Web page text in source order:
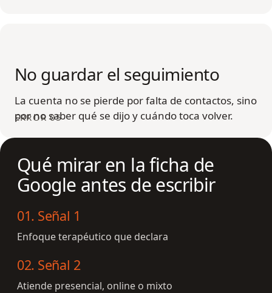
ERROR 05
No guardar el seguimiento
La cuenta no se pierde por falta de contactos, sino
por no saber qué se dijo y cuándo toca volver.
Qué mirar en la ficha de
Google antes de escribir
01. Señal 1
Enfoque terapéutico que declara
02. Señal 2
Atiende presencial, online o mixto